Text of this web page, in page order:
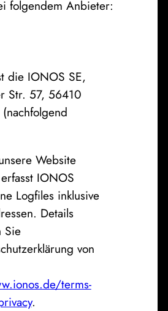
folgendem Anbieter:
die IONOS SE,
Str. 57, 56410
Website
IONOS
Logfiles inklusive
Details
Sie
von
terms-
.